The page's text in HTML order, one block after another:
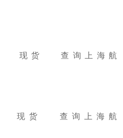
货 查询上海航
查询上海航